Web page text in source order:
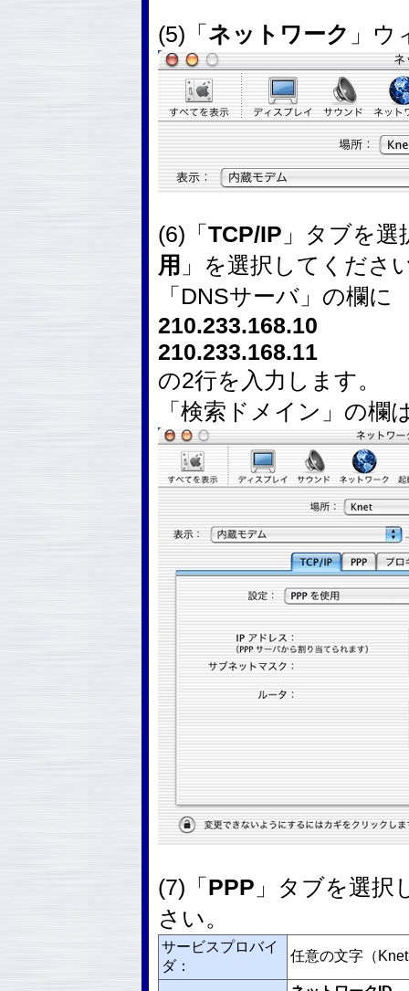
(5)「 ネットワーク 」ウ
(6)「 TCP/IP 」タブを選
用 」を選択してくださ
「DNSサーバ」の欄に
210.233.168.10
210.233.168.11
の2行を入力します。
「検索ドメイン」の欄
(7)「 PPP 」タブを選択
さい。
サービスプロバイ
ダ：
任意の文字（